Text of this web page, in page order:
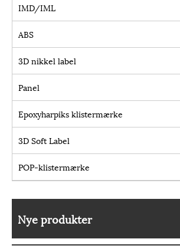
IMD/IML
ABS
3D nikkel label
Panel
Epoxyharpiks klistermærke
3D Soft Label
POP-klistermærke
Nye produkter